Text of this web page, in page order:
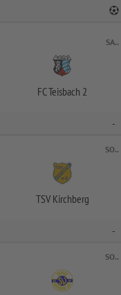
SA..
FC Teisbach 2
-
SO..
TSV Kirchberg
-
SO..